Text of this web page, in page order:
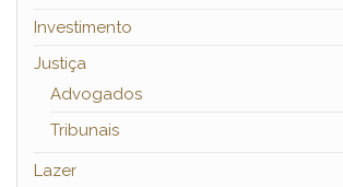
Investimento
Justiça
Advogados
Tribunais
Lazer